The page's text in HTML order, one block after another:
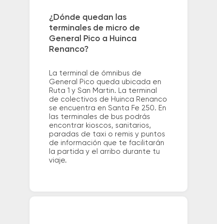
¿Dónde quedan las
terminales de micro de
General Pico a Huinca
Renanco?
La terminal de ómnibus de
General Pico queda ubicada en
Ruta 1 y San Martin. La terminal
de colectivos de Huinca Renanco
se encuentra en Santa Fe 250. En
las terminales de bus podrás
encontrar kioscos, sanitarios,
paradas de taxi o remis y puntos
de información que te facilitarán
la partida y el arribo durante tu
viaje.